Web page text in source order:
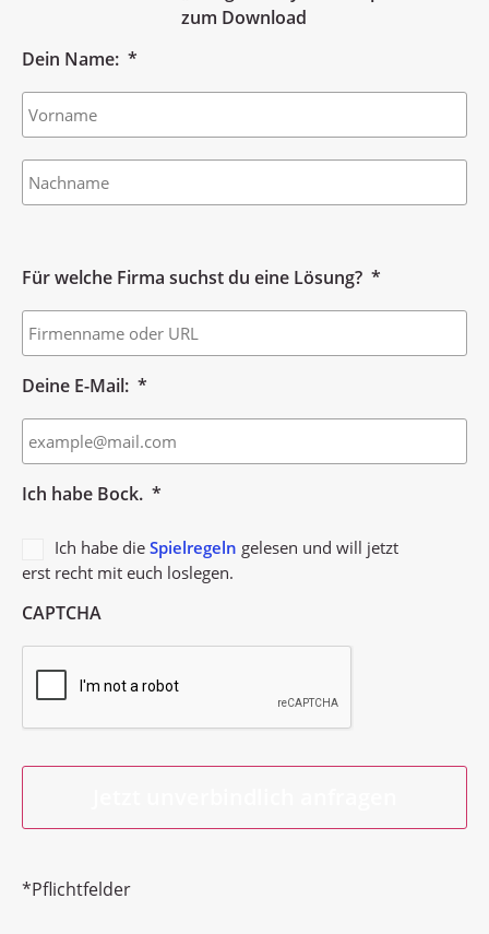
zum Download
Dein Name: *
Für welche Firma suchst du eine Lösung? *
Deine E-Mail: *
Ich habe Bock. *
Ich habe die Spielregeln gelesen und will jetzt
erst recht mit euch loslegen.
CAPTCHA
*Pflichtfelder